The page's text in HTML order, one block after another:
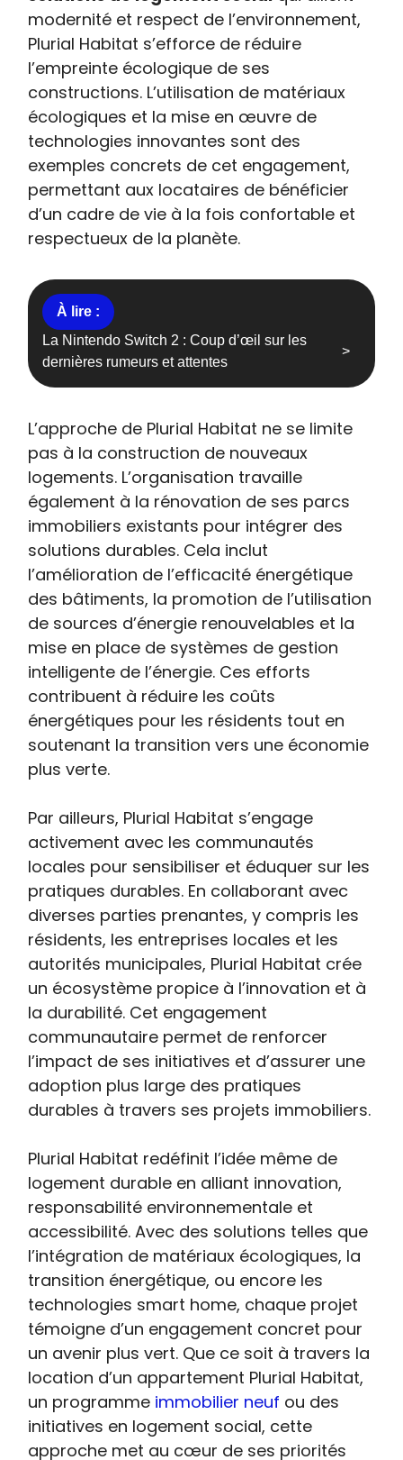
modernité et respect de l’environnement,
Plurial Habitat s’efforce de réduire
l’empreinte écologique de ses
constructions. L’utilisation de matériaux
écologiques et la mise en œuvre de
technologies innovantes sont des
exemples concrets de cet engagement,
permettant aux locataires de bénéficier
d’un cadre de vie à la fois confortable et
respectueux de la planète.
La Nintendo Switch 2 : Coup d’œil sur les
dernières rumeurs et attentes
L’approche de Plurial Habitat ne se limite
pas à la construction de nouveaux
logements. L’organisation travaille
également à la rénovation de ses parcs
immobiliers existants pour intégrer des
solutions durables. Cela inclut
l’amélioration de l’efficacité énergétique
des bâtiments, la promotion de l’utilisation
de sources d’énergie renouvelables et la
mise en place de systèmes de gestion
intelligente de l’énergie. Ces efforts
contribuent à réduire les coûts
énergétiques pour les résidents tout en
soutenant la transition vers une économie
plus verte.
Par ailleurs, Plurial Habitat s’engage
activement avec les communautés
locales pour sensibiliser et éduquer sur les
pratiques durables. En collaborant avec
diverses parties prenantes, y compris les
résidents, les entreprises locales et les
autorités municipales, Plurial Habitat crée
un écosystème propice à l’innovation et à
la durabilité. Cet engagement
communautaire permet de renforcer
l’impact de ses initiatives et d’assurer une
adoption plus large des pratiques
durables à travers ses projets immobiliers.
Plurial Habitat redéfinit l’idée même de
logement durable en alliant innovation,
responsabilité environnementale et
accessibilité. Avec des solutions telles que
l’intégration de matériaux écologiques, la
transition énergétique, ou encore les
technologies smart home, chaque projet
témoigne d’un engagement concret pour
un avenir plus vert. Que ce soit à travers la
location d’un appartement Plurial Habitat,
un programme immobilier neuf ou des
initiatives en logement social, cette
approche met au cœur de ses priorités